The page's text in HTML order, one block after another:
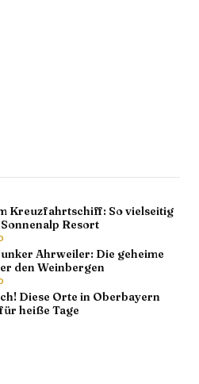
Kreuzfahrtschiff: So vielseitig
Resort
Ahrweiler: Die geheime
den Weinbergen
Diese Orte in Oberbayern
heiße Tage